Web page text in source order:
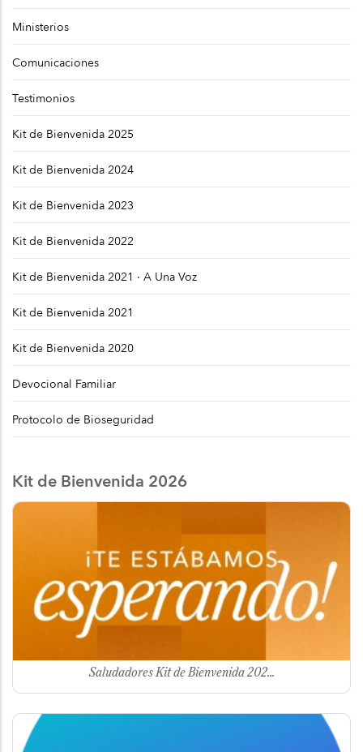
Kit de Bienvenida 2026
Image
Saludadores Kit de Bienvenida 202...
Image
Ministerios
Comunicaciones
Testimonios
Kit de Bienvenida 2025
Kit de Bienvenida 2024
Kit de Bienvenida 2023
Kit de Bienvenida 2022
Kit de Bienvenida 2021 · A Una Voz
Kit de Bienvenida 2021
Kit de Bienvenida 2020
Devocional Familiar
Protocolo de Bioseguridad